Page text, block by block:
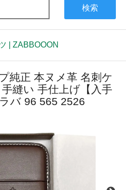
検索
| ZABBOOON
純正 本ヌメ革 名刺ケ
縫い 手仕上げ【入手
バ 96 565 2526